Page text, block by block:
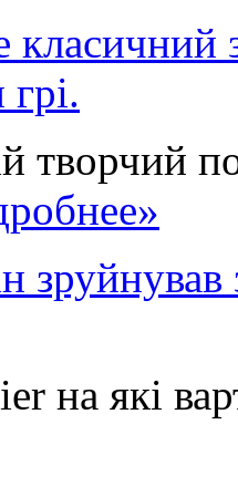
класичний
творчий
на які